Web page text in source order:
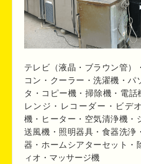
テレビ（液晶・ブラウン管）
コン・クーラー・洗濯機・パ
タ・コピー機・掃除機・電話
レンジ・レコーダー・ビデ
機・ヒーター・空気清浄機・
送風機・照明器具・食器洗浄
器・ホームシアターセット・
ィオ・マッサージ機